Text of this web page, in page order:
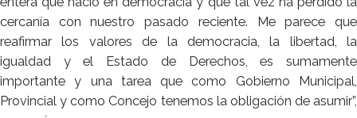
cercanía con nuestro pasado reciente. Me parece que
reafirmar los valores de la democracia, la libertad, la
igualdad y el Estado de Derechos, es sumamente
importante y una tarea que como Gobierno Municipal,
Provincial y como Concejo tenemos la obligación de asumir”,